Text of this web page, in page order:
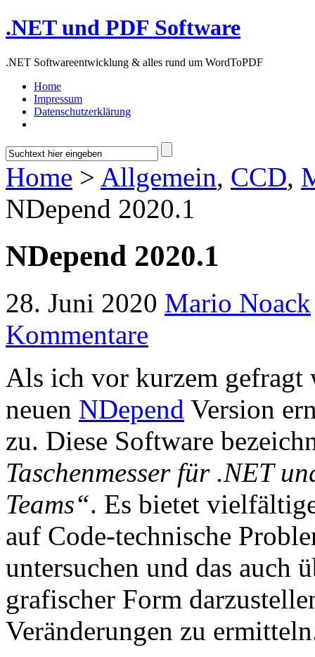
.NET und PDF Software
.NET Softwareentwicklung & alles rund um WordToPDF
Home
Impressum
Datenschutzerklärung
Home > Allgemein, CCD,
NDepend 2020.1
NDepend 2020.1
28. Juni 2020 Mario Noack
Kommentare
Als ich vor kurzem gefragt
neuen NDepend Version
zu. Diese Software
Taschenmesser für .NET
Teams“. Es bietet
auf Code-technische
untersuchen und das auch
grafischer Form
Veränderungen zu